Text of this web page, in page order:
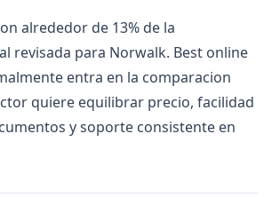
alrededor de 13% de la
revisada para Norwalk. Best online
entra en la comparacion
quiere equilibrar precio, facilidad
y soporte consistente en